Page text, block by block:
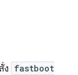
ง fastboot